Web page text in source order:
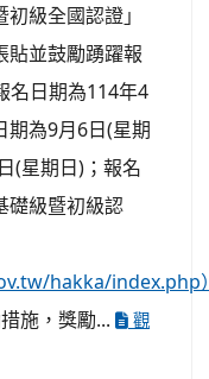
級全國認證」
貼並鼓勵踴躍報
名日期為114年4
期為9月6日(星期
(星期日)；報名
礎級暨初級認
hakka/index.php
施，獎勵...
觀